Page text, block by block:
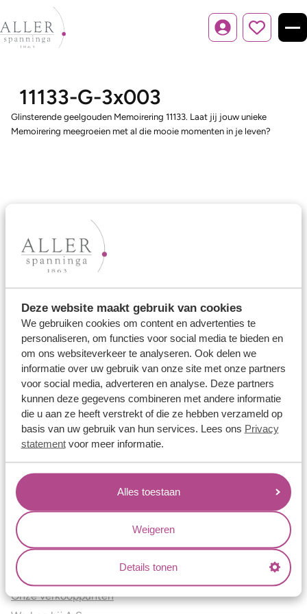
Deze website maakt gebruik van cookies
We gebruiken cookies om content en advertenties te
personaliseren, om functies voor social media te bieden en
om ons websiteverkeer te analyseren. Ook delen we
informatie over uw gebruik van onze site met onze partners
voor social media, adverteren en analyse. Deze partners
kunnen deze gegevens combineren met andere informatie
die u aan ze heeft verstrekt of die ze hebben verzameld op
basis van uw gebruik van hun services. Lees ons Privacy
statementvoor meer informatie.
Alles toestaan
Weigeren
Details tonen
Inloggen
11133-G-3x003
Glinsterende geelgouden Memoirering 11133. Laat jij jouw unieke
Memoirering meegroeien met al die mooie momenten in je leven?
Ons aanbod
Trouwringen
Memoireringen
Verlovingsringen
Vriendschapsringen
Over ons
Aller Spanninga
Historie
Certificaten
Blogs
Jouw voordelen
Conflictvrije Materialen
Oneindig veel mogelijkheden
Kwaliteit
Juweliers & Contact
Onze verkooppunten